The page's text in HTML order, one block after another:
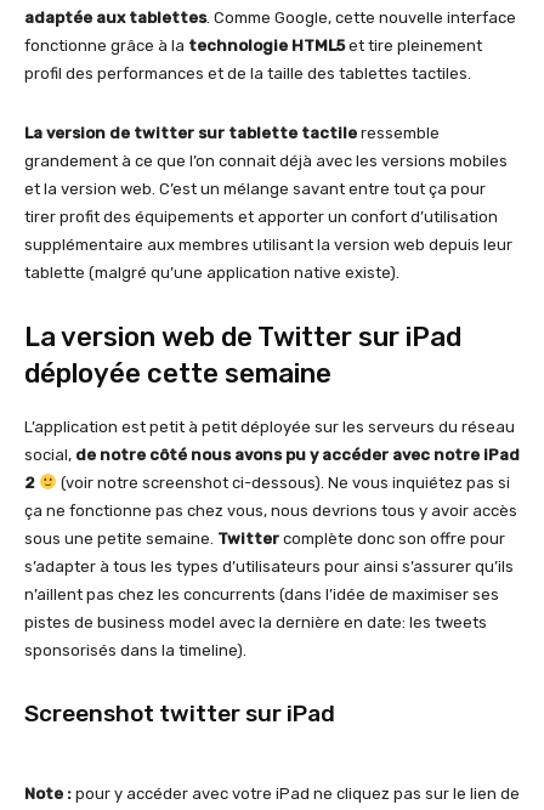
adaptée aux tablettes. Comme Google, cette nouvelle interface
fonctionne grâce à la technologie HTML5et tire pleinement
profil des performances et de la taille des tablettes tactiles.
La version de twitter sur tablette tactile ressemble
grandement à ce que l’on connait déjà avec les versions mobiles
et la version web. C’est un mélange savant entre tout ça pour
tirer profit des équipements et apporter un confort d’utilisation
supplémentaire aux membres utilisant la version web depuis leur
tablette (malgré qu’une application native existe).
La version web de Twitter sur iPad
déployée cette semaine
L’application est petit à petit déployée sur les serveurs du réseau
social, de notre côté nous avons pu y accéder avec notre iPad
2
(voir notre screenshot ci-dessous). Ne vous inquiétez pas si
ça ne fonctionne pas chez vous, nous devrions tous y avoir accès
sous une petite semaine. Twitter complète donc son offre pour
s’adapter à tous les types d’utilisateurs pour ainsi s’assurer qu’ils
n’aillent pas chez les concurrents (dans l’idée de maximiser ses
pistes de business model avec la dernière en date: les tweets
sponsorisés dans la timeline).
Screenshot twitter sur iPad
Note : pour y accéder avec votre iPad ne cliquez pas sur le lien de